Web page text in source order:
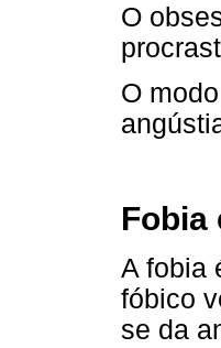
O
O
Fobia
A fobia
fóbico
se da